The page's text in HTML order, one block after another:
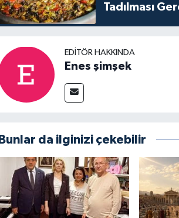
Tadılması
EDITÖR HAKKINDA
Enes şimşek
Bunlar da ilginizi çekebilir